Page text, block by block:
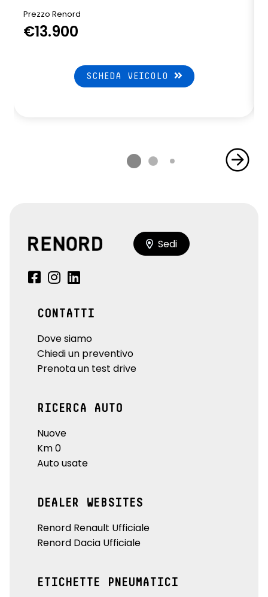
Prezzo Renord
€13.900
SCHEDA VEICOLO
Sedi
CONTATTI
Dove siamo
Chiedi un preventivo
Prenota un test drive
RICERCA AUTO
Nuove
Km 0
Auto usate
DEALER WEBSITES
Renord Renault Ufficiale
Renord Dacia Ufficiale
ETICHETTE PNEUMATICI